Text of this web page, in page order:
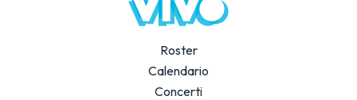
Roster
Calendario
Concerti